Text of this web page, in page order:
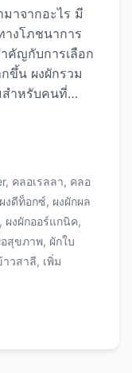
าจากอะไร มี
งโภชนาการ
คัญกับการเลือก
ขึ้น ผงผักรวม
สำหรับคนที่
กรวมคือ
Powder
คือผลิตภัณฑ์
ยว พืชผัก ผล
ๆ มาผ่าน
ด้วยเทคนิค
เพื่อรักษา
นบดเป็นผง
เติมได้รับ
, คลอเรลลา, คลอ
ผงดีท็อกซ์, ผงผักผล
, ผงผักออร์แกนิค,
อสุขภาพ, ผักใบ
วสาลี, เพิ่ม